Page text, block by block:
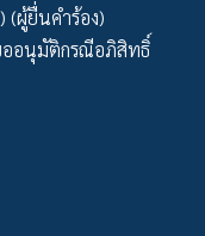
(ผู้ยื่นคำร้อง)
ออนุมัติกรณีอภิสิทธิ์